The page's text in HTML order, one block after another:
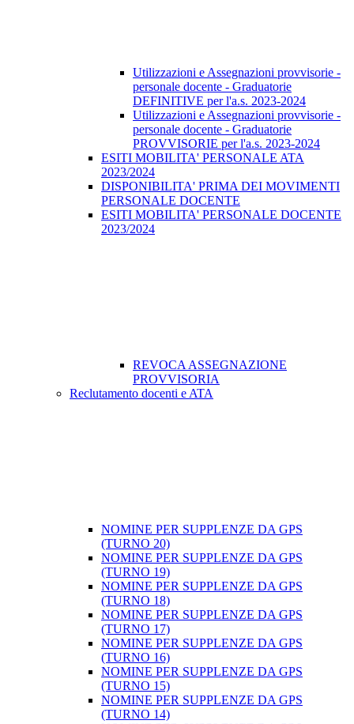
Utilizzazioni e Assegnazioni provvisorie -
personale docente - Graduatorie
DEFINITIVE per l'a.s. 2023-2024
Utilizzazioni e Assegnazioni provvisorie -
personale docente - Graduatorie
PROVVISORIE per l'a.s. 2023-2024
ESITI MOBILITA' PERSONALE ATA
2023/2024
DISPONIBILITA' PRIMA DEI MOVIMENTI
PERSONALE DOCENTE
ESITI MOBILITA' PERSONALE DOCENTE
2023/2024
REVOCA ASSEGNAZIONE
PROVVISORIA
Reclutamento docenti e ATA
NOMINE PER SUPPLENZE DA GPS
(TURNO 20)
NOMINE PER SUPPLENZE DA GPS
(TURNO 19)
NOMINE PER SUPPLENZE DA GPS
(TURNO 18)
NOMINE PER SUPPLENZE DA GPS
(TURNO 17)
NOMINE PER SUPPLENZE DA GPS
(TURNO 16)
NOMINE PER SUPPLENZE DA GPS
(TURNO 15)
NOMINE PER SUPPLENZE DA GPS
(TURNO 14)